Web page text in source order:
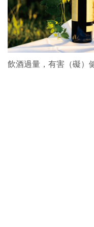
飲酒過量，有害（礙）